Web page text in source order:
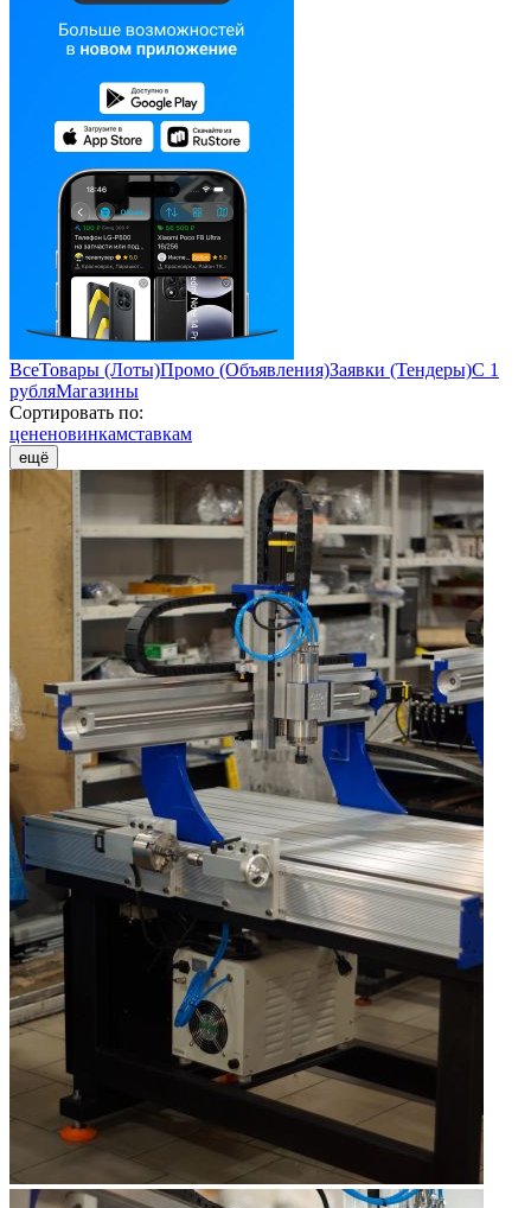
ВсеТовары (Лоты)Промо (Объявления)Заявки (Тендеры)С 1
рубляМагазины
Сортировать по:
цененовинкамставкам
ещё